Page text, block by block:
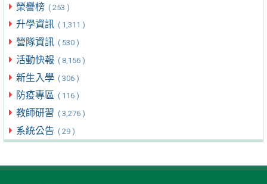
榮譽榜 ( 253 )
升學資訊 ( 1,311 )
營隊資訊 ( 530 )
活動快報 ( 8,156 )
新生入學 ( 306 )
防疫專區 ( 116 )
教師研習 ( 3,276 )
系統公告 ( 29 )